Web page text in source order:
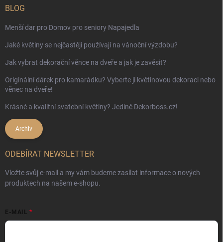
BLOG
Menší dar pro Domov pro seniory Napajedla
Jaké květiny se nejčastěji používají na vánoční výzdobu?
Jak vybrat dekorační věnce na dveře a jak je zavěsit?
Originální dárek pro kamarádku? Vyberte ji květinovou dekoraci nebo
věnec na dveře!
Krásné a kvalitní svatební květiny? Jedině Dekorboss.cz!
Archiv
ODEBÍRAT NEWSLETTER
Vložte svůj e-mail a my vám budeme zasílat informace o nových
produktech na našem e-shopu.
E-MAIL